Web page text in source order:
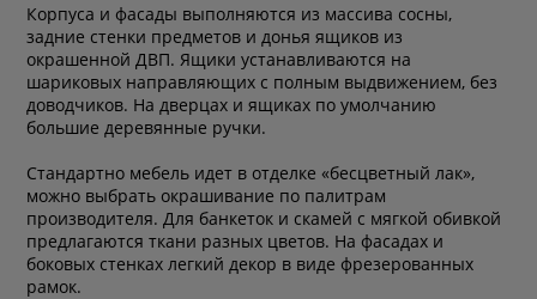
Корпуса и фасады выполняются из массива сосны,
задние стенки предметов и донья ящиков из
окрашенной ДВП. Ящики устанавливаются на
шариковых направляющих с полным выдвижением, без
доводчиков. На дверцах и ящиках по умолчанию
большие деревянные ручки.
Стандартно мебель идет в отделке «бесцветный лак»,
можно выбрать окрашивание по палитрам
производителя. Для банкеток и скамей с мягкой обивкой
предлагаются ткани разных цветов. На фасадах и
боковых стенках легкий декор в виде фрезерованных
рамок.